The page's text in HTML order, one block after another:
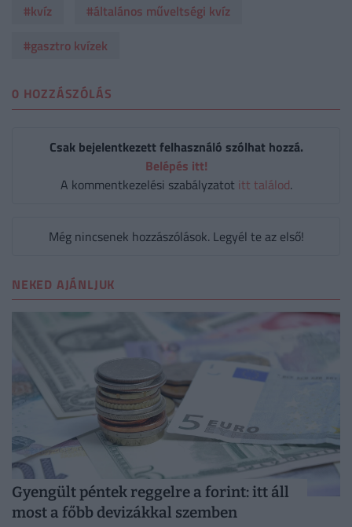
#kvíz
#általános műveltségi kvíz
#gasztro kvízek
0 HOZZÁSZÓLÁS
Csak bejelentkezett felhasználó szólhat hozzá.
Belépés itt!
A kommentkezelési szabályzatot itt találod.
Még nincsenek hozzászólások. Legyél te az első!
NEKED AJÁNLJUK
Gyengült péntek reggelre a forint: itt áll
most a főbb devizákkal szemben